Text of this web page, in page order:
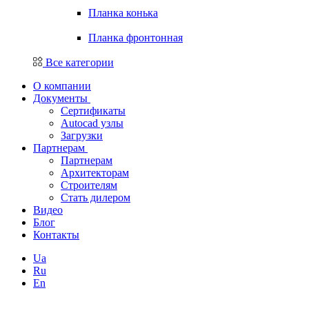
Планка конька
Планка фронтонная
Все категории
О компании
Документы
Сертификаты
Autocad узлы
Загрузки
Партнерам
Партнерам
Архитекторам
Строителям
Стать дилером
Видео
Блог
Контакты
Ua
Ru
En